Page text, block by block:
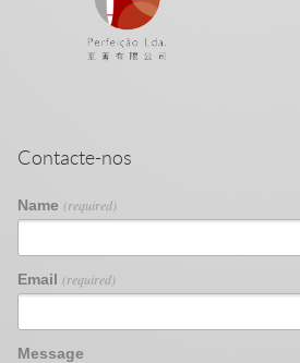
Contacte-nos
Name (required)
Email (required)
Message